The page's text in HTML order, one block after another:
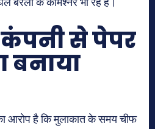
कंपनी से पेपर
बनाया
आरोप है कि मुलाकात के समय चीफ